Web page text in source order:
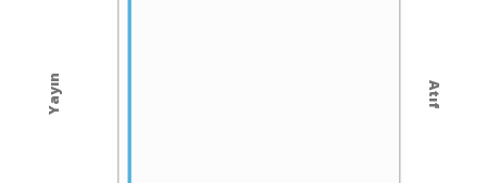
Atıf
Yayın